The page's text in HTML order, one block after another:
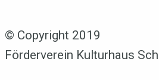
© Copyright 2019
Förderverein Kulturhaus